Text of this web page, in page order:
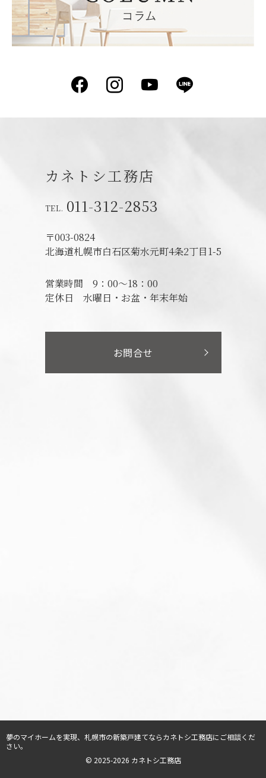
Facebook
Instagram
YouTube
カネトシ工務店
011-312-2853
〒003-0824
北海道札幌市白石区菊水元町4条2丁目1-5
営業時間 9：00～18：00
定休日 水曜日・お盆・年末年始
お問合せ
© 2025-2026 カネトシ工務店
夢のマイホームを実現、 札幌市の新築戸建てならカネトシ工務店にご相談くだ
さい。